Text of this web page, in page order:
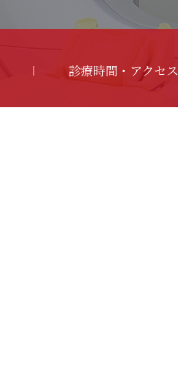
診療時間・アクセス